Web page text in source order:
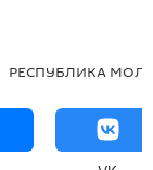
РЕСПУБЛИКА